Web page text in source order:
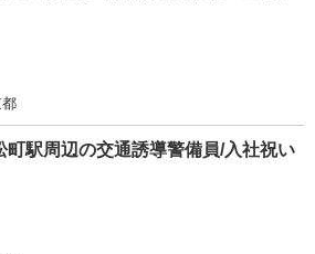
町駅周辺の交通誘導警備員/入社祝い